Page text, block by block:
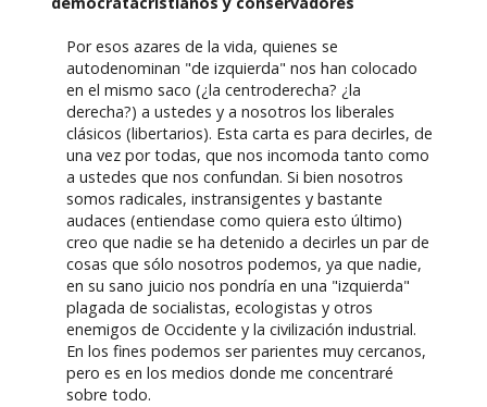
Por esos azares de la vida, quienes se
autodenominan "de izquierda" nos han colocado
en el mismo saco (¿la centroderecha? ¿la
derecha?) a ustedes y a nosotros los liberales
clásicos (libertarios). Esta carta es para decirles, de
una vez por todas, que nos incomoda tanto como
a ustedes que nos confundan. Si bien nosotros
somos radicales, instransigentes y bastante
audaces (entiendase como quiera esto último)
creo que nadie se ha detenido a decirles un par de
cosas que sólo nosotros podemos, ya que nadie,
en su sano juicio nos pondría en una "izquierda"
plagada de socialistas, ecologistas y otros
enemigos de Occidente y la civilización industrial.
En los fines podemos ser parientes muy cercanos,
pero es en los medios donde me concentraré
sobre todo.